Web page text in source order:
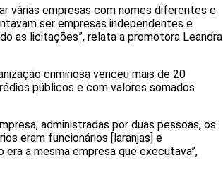
várias empresas com nomes diferentes e
ser empresas independentes e
as licitações”, relata a promotora Leandra
criminosa venceu mais de 20
públicos e com valores somados
administradas por duas pessoas, os
eram funcionários [laranjas] e
a mesma empresa que executava”,